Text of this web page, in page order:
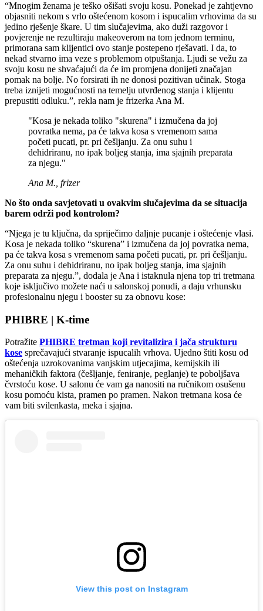
“Mnogim ženama je teško ošišati svoju kosu. Ponekad je zahtjevno
objasniti nekom s vrlo oštećenom kosom i ispucalim vrhovima da su
jedino rješenje škare. U tim slučajevima, ako duži razgovor i
povjerenje ne rezultiraju makeoverom na tom jednom terminu,
primorana sam klijentici ovo stanje postepeno rješavati. I da, to
nekad stvarno ima veze s problemom otpuštanja. Ljudi se vežu za
svoju kosu ne shvaćajući da će im promjena donijeti značajan
pomak na bolje. No forsirati ih ne donosi pozitivan učinak. Stoga
treba iznijeti mogućnosti na temelju utvrđenog stanja i klijentu
prepustiti odluku.”, rekla nam je frizerka Ana M.
"Kosa je nekada toliko "skurena" i izmučena da joj
povratka nema, pa će takva kosa s vremenom sama
početi pucati, pr. pri češljanju. Za onu suhu i
dehidriranu, no ipak boljeg stanja, ima sjajnih preparata
za njegu."
Ana M., frizer
No što onda savjetovati u ovakvim slučajevima da se situacija
barem održi pod kontrolom?
“Njega je tu ključna, da spriječimo daljnje pucanje i oštećenje vlasi.
Kosa je nekada toliko “skurena” i izmučena da joj povratka nema,
pa će takva kosa s vremenom sama početi pucati, pr. pri češljanju.
Za onu suhu i dehidriranu, no ipak boljeg stanja, ima sjajnih
preparata za njegu.”, dodala je Ana i istaknula njena top tri tretmana
koje isključivo možete naći u salonskoj ponudi, a daju vrhunsku
profesionalnu njegu i booster su za obnovu kose:
PHIBRE | K-time
Potražite PHIBRE tretman koji revitalizira i jača strukturu
kose sprečavajući stvaranje ispucalih vrhova. Ujedno štiti kosu od
oštećenja uzrokovanima vanjskim utjecajima, kemijskih ili
mehaničkih faktora (češljanje, feniranje, peglanje) te poboljšava
čvrstoću kose. U salonu će vam ga nanositi na ručnikom osušenu
kosu pomoću kista, pramen po pramen. Nakon tretmana kosa će
vam biti svilenkasta, meka i sjajna.
View this post on Instagram